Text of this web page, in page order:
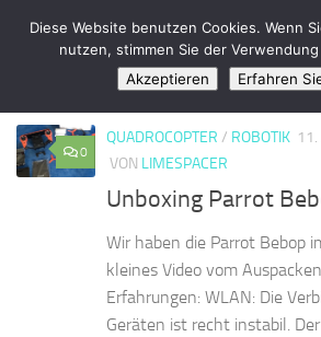
Zum Inhalt springen
LimeSpace - IT
QUADROCOPTER
0
QUADROCOPTER / ROBOTIK
VON LIMESPACER
Unboxing Parrot
Wir haben die Parrot Bebop
kleines Video vom
Erfahrungen: WLAN: Die
Geräten ist recht instabil.
Diese Website benutzen Cookies. Wenn
nutzen, stimmen Sie der
Akzeptieren
Erfahren